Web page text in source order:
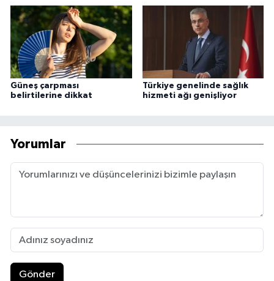
Güneş çarpması
belirtilerine dikkat
Türkiye genelinde sağlık
hizmeti ağı genişliyor
Yorumlar
Gönder